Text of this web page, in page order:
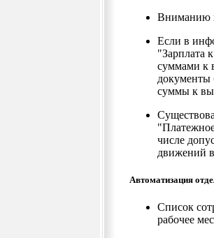
Вниманию
Если в
"Зарплата
суммами к
суммы к
числе
движений
Автоматизация
Список
рабочее